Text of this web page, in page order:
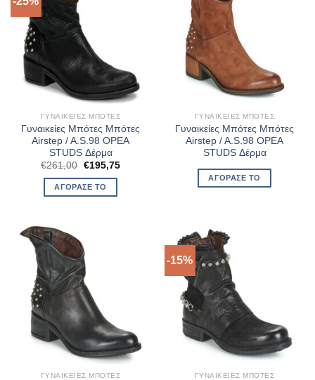
ΓΥΝΑΙΚΕΊΕΣ ΜΠΌΤΕΣ
Γυναικείες Μπότες Μπότες
Airstep / A.S.98 OPEA
STUDS Δέρμα
€261,00 Original
was:
€261,00.
€195,75Η
ΑΓΌΡΑΣΈ ΤΟ
ΓΥΝΑΙΚΕΊΕΣ ΜΠΌΤΕΣ
Γυναικείες Μπότες Μπότες
Airstep / A.S.98 OPEA
STUDS Δέρμα
ΑΓΌΡΑΣΈ ΤΟ
ΓΥΝΑΙΚΕΊΕΣ ΜΠΌΤΕΣ
-15%
ΓΥΝΑΙΚΕΊΕΣ ΜΠΌΤΕΣ